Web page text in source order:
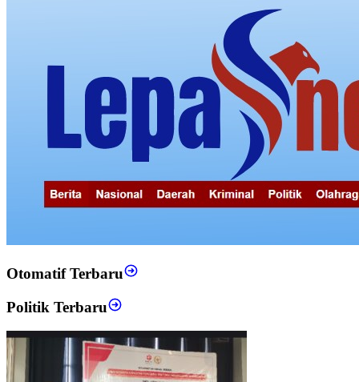
Otomatif Terbaru
Politik Terbaru